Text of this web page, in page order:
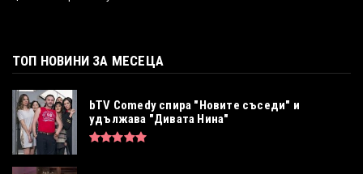
ТОП НОВИНИ ЗА МЕСЕЦА
bTV Comedy спира "Новите съседи" и
удължава "Дивата Нина"